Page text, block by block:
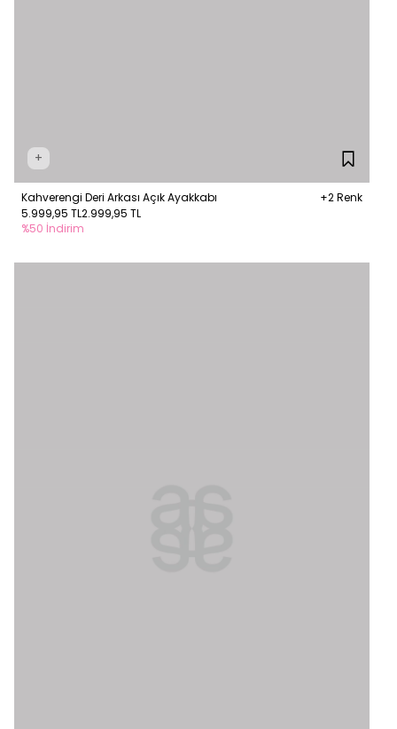
+
Kahverengi Deri Arkası Açık Ayakkabı
+2 Renk
5.999,95 TL2.999,95 TL
%50 İndirim